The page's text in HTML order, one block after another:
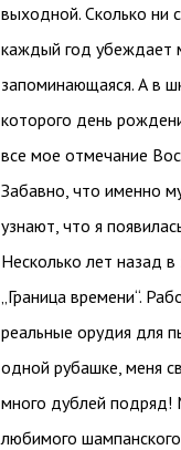
выходной. Сколько ни
каждый год убеждает
запоминающаяся. А в
которого день
все мое отмечание
Забавно, что именно
узнают, что я
Несколько лет назад
„Граница времени“.
реальные орудия для
одной рубашке, меня
много дублей подряд!
любимого